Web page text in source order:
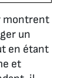
montrent
un
en étant
et